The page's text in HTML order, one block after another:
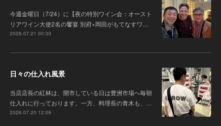
今週金曜日（7/24）に【夜の特別ワイン会：オースト
リアワイン大使2名の饗宴 別府×岡田がもてなすワ…
2026.07.21 00:30
日々の仕入れ風景
当店店長の紅林は、開市している日は豊洲市場へ毎朝
仕入れに行っております。一方、料理長の青木も、…
2026.07.20 12:09